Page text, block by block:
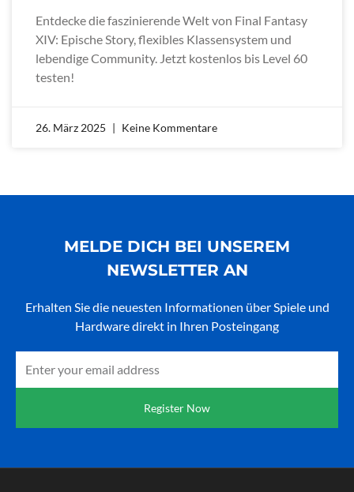
Entdecke die faszinierende Welt von Final Fantasy
XIV: Epische Story, flexibles Klassensystem und
lebendige Community. Jetzt kostenlos bis Level 60
testen!
26. März 2025 Keine Kommentare
MELDE DICH BEI UNSEREM
NEWSLETTER AN
Erhalten Sie die neuesten Informationen über Spiele und
Hardware direkt in Ihren Posteingang
Register Now